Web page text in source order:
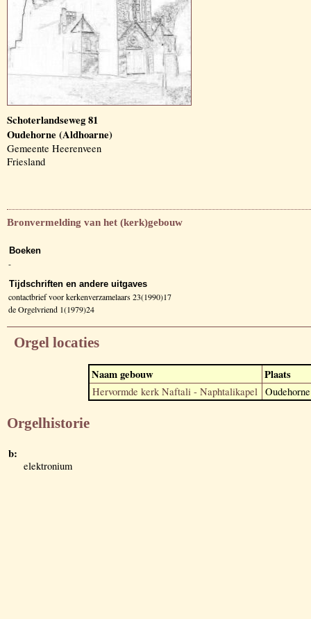
Schoterlandseweg 81
Oudehorne (Aldhoarne)
Gemeente Heerenveen
Friesland
Bronvermelding van het (kerk)gebouw
Boeken
-
Tijdschriften en andere uitgaves
contactbrief voor kerkenverzamelaars 23(1990)17
de Orgelvriend 1(1979)24
Orgel locaties
Naam gebouw Plaats
Hervormde kerk Naftali - Naphtalikapel Oudehorne
Orgelhistorie
b:
elektronium